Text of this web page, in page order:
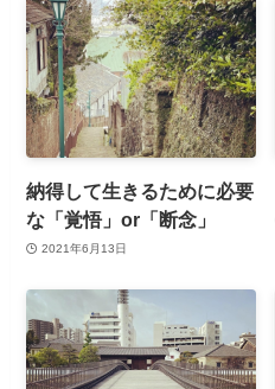
納得して生きるために必要
な「覚悟」or「断念」
2021年6月13日